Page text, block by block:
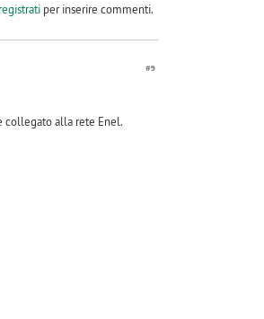
registratiper inserire commenti.
#9
collegato alla rete Enel.